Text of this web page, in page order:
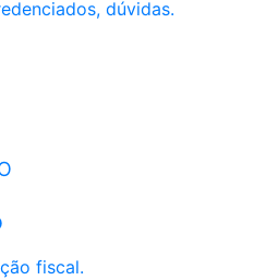
dúvidas.
fiscal.